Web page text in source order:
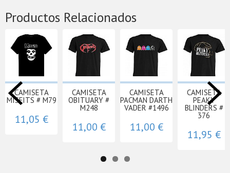
Productos Relacionados
CAMISETA
MISFITS # M79
11,05 €
CAMISETA
OBITUARY #
M248
11,00 €
CAMISETA
PACMAN DARTH
VADER #1496
11,00 €
CAMISETA
PEAKY
BLINDERS #
376
11,95 €